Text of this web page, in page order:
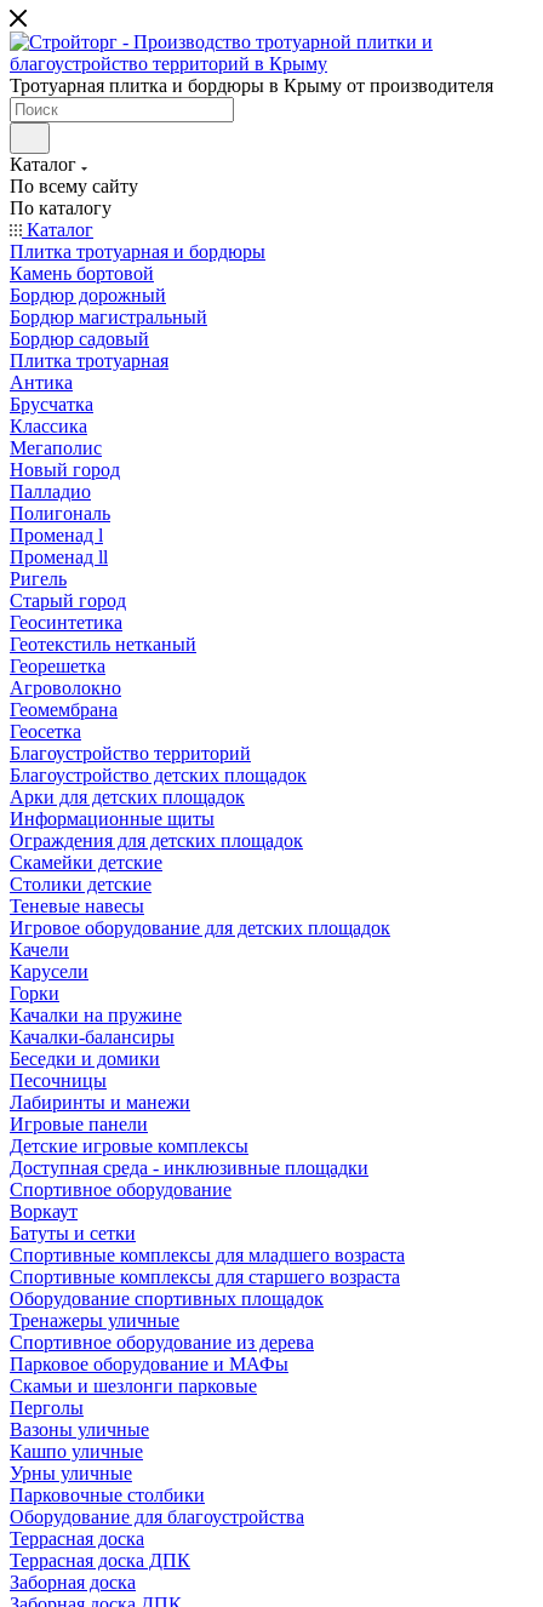
Тротуарная плитка и бордюры в Крыму от производителя
Каталог
По всему сайту
По каталогу
Каталог
Плитка тротуарная и бордюры
Камень бортовой
Бордюр дорожный
Бордюр магистральный
Бордюр садовый
Плитка тротуарная
Антика
Брусчатка
Классика
Мегаполис
Новый город
Палладио
Полигональ
Променад l
Променад ll
Ригель
Старый город
Геосинтетика
Геотекстиль нетканый
Георешетка
Агроволокно
Геомембрана
Геосетка
Благоустройство территорий
Благоустройство детских площадок
Арки для детских площадок
Информационные щиты
Ограждения для детских площадок
Скамейки детские
Столики детские
Теневые навесы
Игровое оборудование для детских площадок
Качели
Карусели
Горки
Качалки на пружине
Качалки-балансиры
Беседки и домики
Песочницы
Лабиринты и манежи
Игровые панели
Детские игровые комплексы
Доступная среда - инклюзивные площадки
Спортивное оборудование
Воркаут
Батуты и сетки
Спортивные комплексы для младшего возраста
Спортивные комплексы для старшего возраста
Оборудование спортивных площадок
Тренажеры уличные
Спортивное оборудование из дерева
Парковое оборудование и МАФы
Скамьи и шезлонги парковые
Перголы
Вазоны уличные
Кашпо уличные
Урны уличные
Парковочные столбики
Оборудование для благоустройства
Террасная доска
Террасная доска ДПК
Заборная доска